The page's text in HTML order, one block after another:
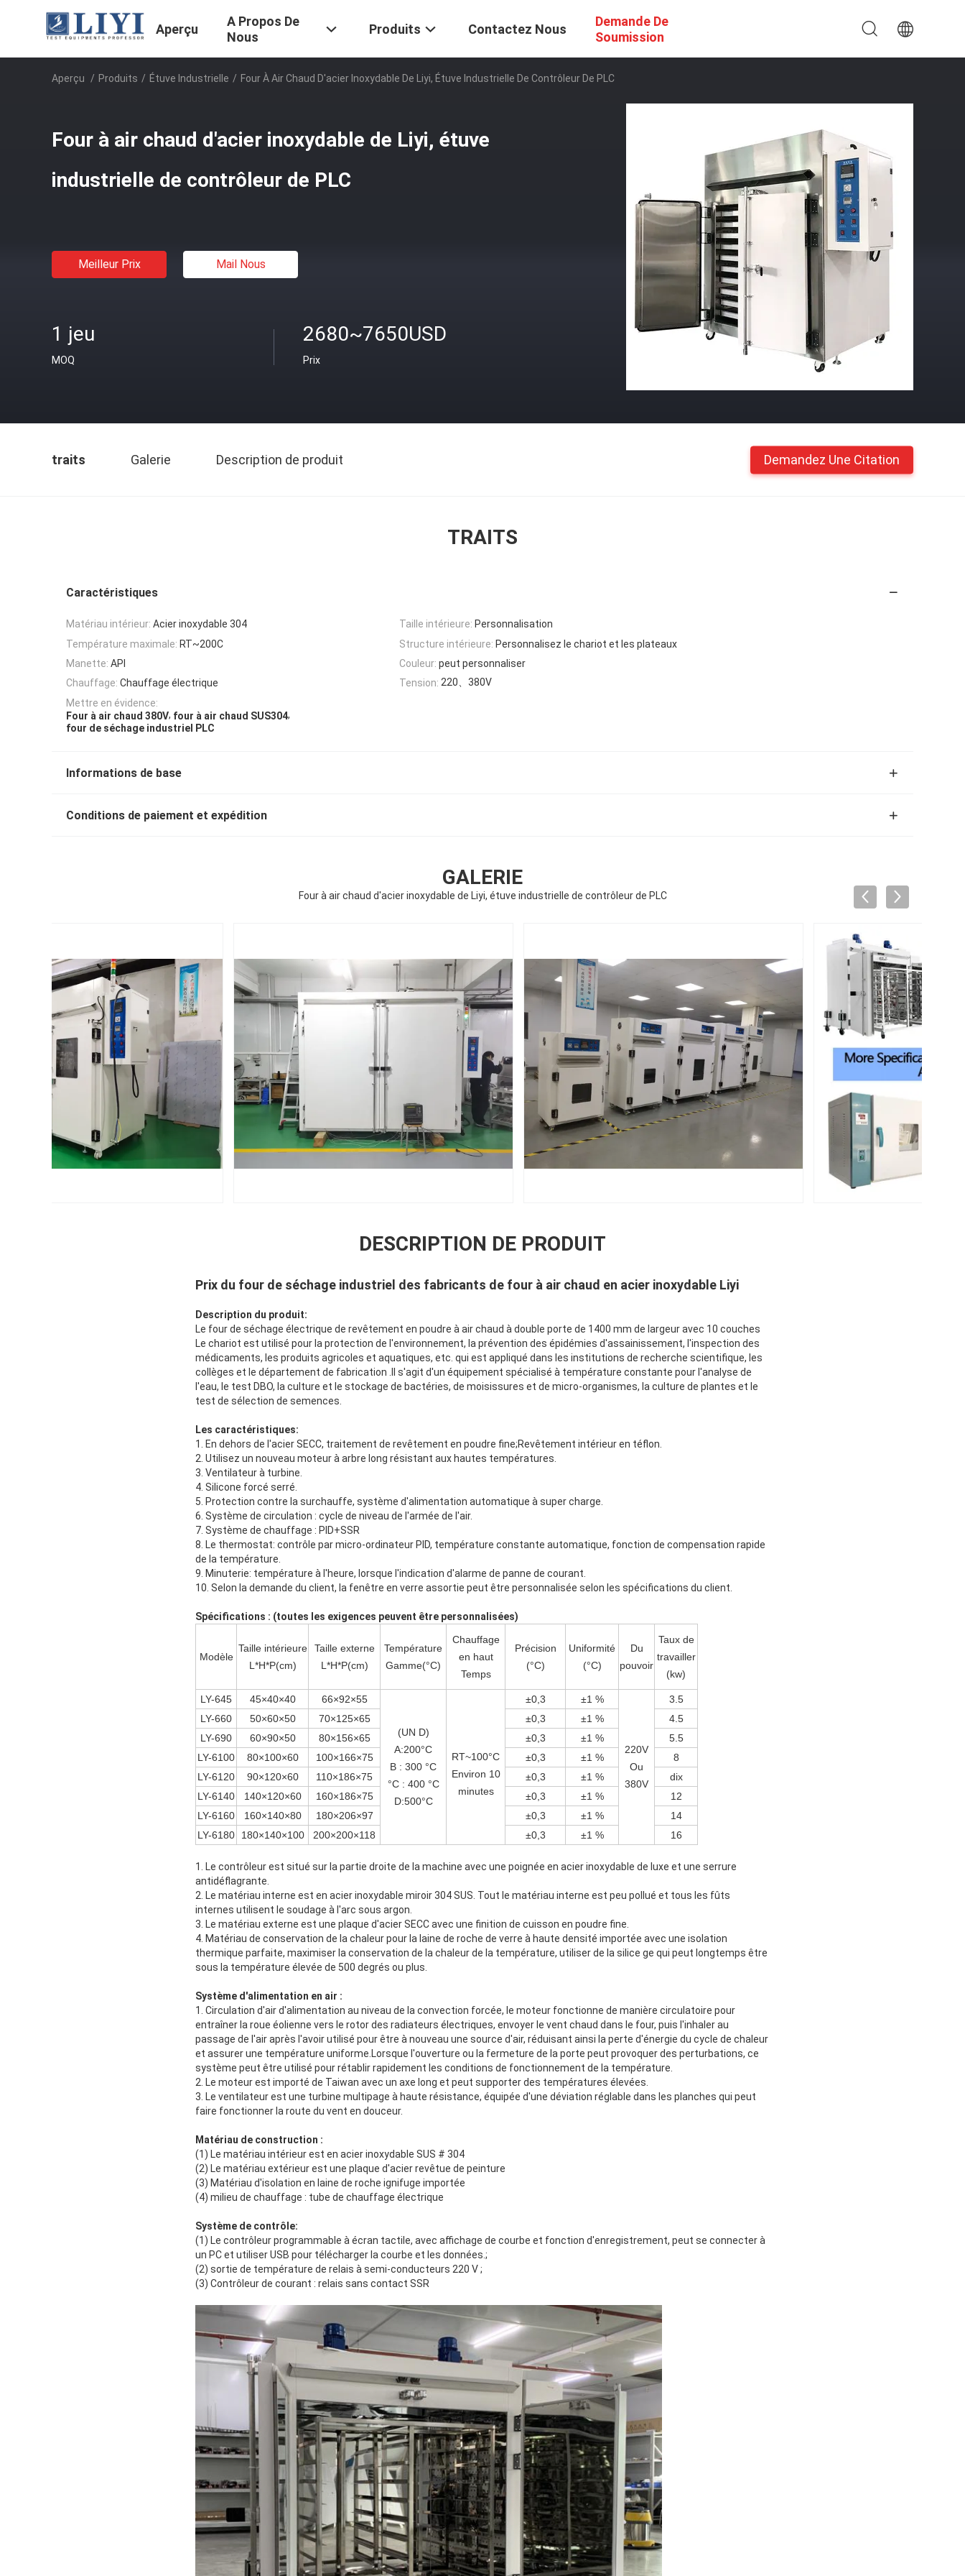
Aperçu
A Propos De
Nous
Produits Contactez Nous
Demande De
Soumission
Aperçu / Produits / Étuve Industrielle / Four À Air Chaud D'acier Inoxydable De Liyi, Étuve Industrielle De Contrôleur De PLC
Four à air chaud d'acier inoxydable de Liyi, étuve
industrielle de contrôleur de PLC
Meilleur Prix Mail Nous
1 jeu
MOQ
2680~7650USD
Prix
traits Galerie Description de produit Demandez Une Citation
TRAITS
Caractéristiques
Matériau intérieur: Acier inoxydable 304 Taille intérieure: Personnalisation
Température maximale: RT~200C Structure intérieure: Personnalisez le chariot et les plateaux
Manette: API Couleur: peut personnaliser
Chauffage: Chauffage électrique Tension: 220、380V
Mettre en évidence:
Four à air chaud 380V, four à air chaud SUS304,
four de séchage industriel PLC
Informations de base
Conditions de paiement et expédition
GALERIE
Four à air chaud d'acier inoxydable de Liyi, étuve industrielle de contrôleur de PLC
DESCRIPTION DE PRODUIT
Prix ​​​​du four de séchage industriel des fabricants de four à air chaud en acier inoxydable Liyi
Description du produit:
Le four de séchage électrique de revêtement en poudre à air chaud à double porte de 1400 mm de largeur avec 10 couches
Le chariot est utilisé pour la protection de l'environnement, la prévention des épidémies d'assainissement, l'inspection des
médicaments, les produits agricoles et aquatiques, etc. qui est appliqué dans les institutions de recherche scientifique, les
collèges et le département de fabrication .Il s'agit d'un équipement spécialisé à température constante pour l'analyse de
l'eau, le test DBO, la culture et le stockage de bactéries, de moisissures et de micro-organismes, la culture de plantes et le
test de sélection de semences.
Les caractéristiques:
1. En dehors de l'acier SECC, traitement de revêtement en poudre fine;Revêtement intérieur en téflon.
2. Utilisez un nouveau moteur à arbre long résistant aux hautes températures.
3. Ventilateur à turbine.
4. Silicone forcé serré.
5. Protection contre la surchauffe, système d'alimentation automatique à super charge.
6. Système de circulation : cycle de niveau de l'armée de l'air.
7. Système de chauffage : PID+SSR
8. Le thermostat: contrôle par micro-ordinateur PID, température constante automatique, fonction de compensation rapide
de la température.
9. Minuterie: température à l'heure, lorsque l'indication d'alarme de panne de courant.
10. Selon la demande du client, la fenêtre en verre assortie peut être personnalisée selon les spécifications du client.
Spécifications : (toutes les exigences peuvent être personnalisées)
Modèle
Taille intérieure
L*H*P(cm)
Taille externe
L*H*P(cm)
Température
Gamme(°C)
Chauffage
en haut
Temps
Précision
(°C)
Uniformité
(°C)
Du
pouvoir
Taux de
travailler
(kw)
LY-645 45×40×40 66×92×55
(UN D)
A:200°C
B : 300 °C
°C : 400 °C
D:500°C
RT~100°C
Environ 10
minutes
±0,3 ±1 %
220V
Ou
380V
3.5
LY-660
50×60×50 70×125×65 ±0,3 ±1 %
4.5
LY-690
60×90×50 80×156×65 ±0,3 ±1 %
5.5
LY-6100
80×100×60 100×166×75 ±0,3 ±1 %
8
LY-6120
90×120×60 110×186×75 ±0,3 ±1 %
dix
LY-6140
140×120×60 160×186×75 ±0,3 ±1 %
12
LY-6160
160×140×80 180×206×97 ±0,3 ±1 %
14
LY-6180
180×140×100 200×200×118 ±0,3 ±1 % 16
1. Le contrôleur est situé sur la partie droite de la machine avec une poignée en acier inoxydable de luxe et une serrure
antidéflagrante.
2. Le matériau interne est en acier inoxydable miroir 304 SUS. Tout le matériau interne est peu pollué et tous les fûts
internes utilisent le soudage à l'arc sous argon.
3. Le matériau externe est une plaque d'acier SECC avec une finition de cuisson en poudre fine.
4. Matériau de conservation de la chaleur pour la laine de roche de verre à haute densité importée avec une isolation
thermique parfaite, maximiser la conservation de la chaleur de la température, utiliser de la silice ge qui peut longtemps être
sous la température élevée de 500 degrés ou plus.
Système d'alimentation en air :
1. Circulation d'air d'alimentation au niveau de la convection forcée, le moteur fonctionne de manière circulatoire pour
entraîner la roue éolienne vers le rotor des radiateurs électriques, envoyer le vent chaud dans le four, puis l'inhaler au
passage de l'air après l'avoir utilisé pour être à nouveau une source d'air, réduisant ainsi la perte d'énergie du cycle de chaleur
et assurer une température uniforme.Lorsque l'ouverture ou la fermeture de la porte peut provoquer des perturbations, ce
système peut être utilisé pour rétablir rapidement les conditions de fonctionnement de la température.
2. Le moteur est importé de Taiwan avec un axe long et peut supporter des températures élevées.
3. Le ventilateur est une turbine multipage à haute résistance, équipée d'une déviation réglable dans les planches qui peut
faire fonctionner la route du vent en douceur.
Matériau de construction :
(1) Le matériau intérieur est en acier inoxydable SUS # 304
(2) Le matériau extérieur est une plaque d'acier revêtue de peinture
(3) Matériau d'isolation en laine de roche ignifuge importée
(4) milieu de chauffage : tube de chauffage électrique
Système de contrôle:
(1) Le contrôleur programmable à écran tactile, avec affichage de courbe et fonction d'enregistrement, peut se connecter à
un PC et utiliser USB pour télécharger la courbe et les données.;
(2) sortie de température de relais à semi-conducteurs 220 V ;
(3) Contrôleur de courant : relais sans contact SSR